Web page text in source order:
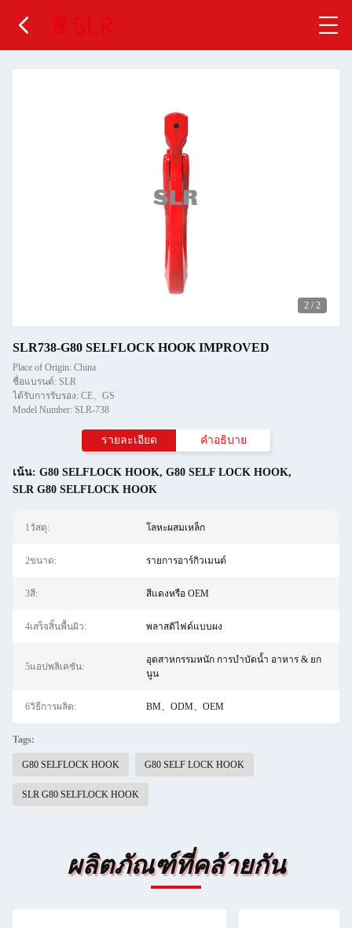
2 / 2
SLR738-G80 SELFLOCK HOOK IMPROVED
Place of Origin: China
ชื่อแบรนด์: SLR
ได้รับการรับรอง: CE、GS
Model Number: SLR-738
รายละเอียด คำอธิบาย
เน้น: G80 SELFLOCK HOOK, G80 SELF LOCK HOOK,
SLR G80 SELFLOCK HOOK
1วัสดุ: โลหะผสมเหล็ก
2ขนาด: รายการอาร์กิวเมนต์
3สี: สีแดงหรือ OEM
4เสร็จสิ้นพื้นผิว: พลาสติไฟด์แบบผง
5แอปพลิเคชัน:
อุตสาหกรรมหนัก การบำบัดน้ำ อาหาร & ยก
นูน
6วิธีการผลิต: BM、ODM、OEM
Tags:
G80 SELFLOCK HOOK G80 SELF LOCK HOOK
SLR G80 SELFLOCK HOOK
ผลิตภัณฑ์ที่คล้ายกัน